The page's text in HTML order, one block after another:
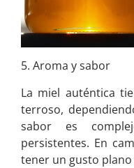
5. Aroma y sabor
La miel auténtica
terroso,
sabor es
persistentes. En
tener un gusto